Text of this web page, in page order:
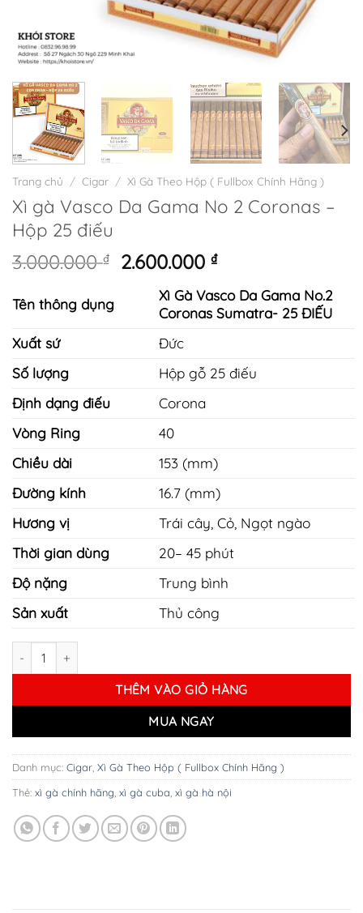
Trang chủ / Cigar / Xì Gà Theo Hộp ( Fullbox Chính Hãng )
Xì gà Vasco Da Gama No 2 Coronas –
Hộp 25 điếu
3.000.000₫
Giá
3.000.000 ₫.
2.600.000₫Giá
tại
là:
Tên thông dụng
Xì Gà Vasco Da Gama No.2
Coronas Sumatra- 25 ĐIẾU
Xuất sứ
Đức
Số lượng
Hộp gỗ 25 điếu
Định dạng điếu
Corona
Vòng Ring
40
Chiều dài
153 (mm)
Đường kính
16.7 (mm)
Hương vị
Trái cây, Cỏ, Ngọt ngào
Thời gian dùng
20– 45 phút
Độ nặng
Trung bình
Sản xuất
Thủ công
Xì gà Vasco Da Gama No 2 Coronas - Hộp 25 điếu số lượng
THÊM VÀO GIỎ HÀNG
MUA NGAY
Danh mục: Cigar Xì Gà Theo Hộp ( Fullbox Chính Hãng )
Thẻ: xì gà chính hãng xì gà cuba xì gà hà nội